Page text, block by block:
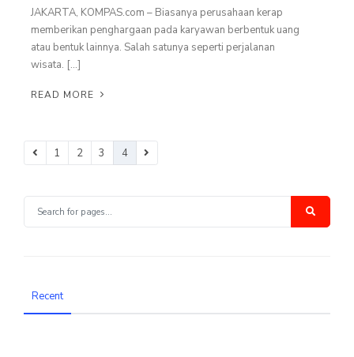
JAKARTA, KOMPAS.com – Biasanya perusahaan kerap
memberikan penghargaan pada karyawan berbentuk uang
atau bentuk lainnya. Salah satunya seperti perjalanan
wisata. […]
READ MORE
1 2 3 4
Recent